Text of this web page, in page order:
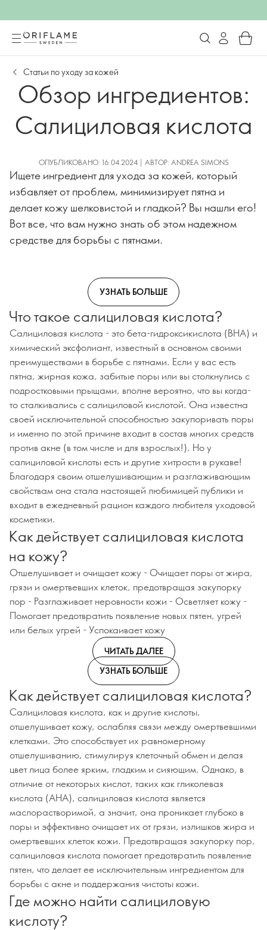
Статьи по уходу за кожей
Обзор ингредиентов:
Салициловая кислота
ОПУБЛИКОВАНО: 16.04.2024 | АВТОР: ANDREA SIMONS
Ищете ингредиент для ухода за кожей, который
избавляет от проблем, минимизирует пятна и
делает кожу шелковистой и гладкой? Вы нашли его!
Вот все, что вам нужно знать об этом надежном
средстве для борьбы с пятнами.
УЗНАТЬ БОЛЬШЕ
Что такое салициловая кислота?
Салициловая кислота - это бета-гидроксикислота (BHA) и
химический эксфолиант, известный в основном своими
преимуществами в борьбе с пятнами. Если у вас есть
пятна, жирная кожа, забитые поры или вы столкнулись с
подростковыми прыщами, вполне вероятно, что вы когда-
то сталкивались с салициловой кислотой. Она известна
своей исключительной способностью закупоривать поры
и именно по этой причине входит в состав многих средств
против акне (в том числе и для взрослых!). Но у
салициловой кислоты есть и другие хитрости в рукаве!
Благодаря своим отшелушивающим и разглаживающим
свойствам она стала настоящей любимицей публики и
входит в ежедневный рацион каждого любителя уходовой
косметики.
Как действует салициловая кислота
на кожу?
Отшелушивает и очищает кожу - Очищает поры от жира,
грязи и омертвевших клеток, предотвращая закупорку
пор - Разглаживает неровности кожи - Осветляет кожу -
Помогает предотвратить появление новых пятен, угрей
или белых угрей - Успокаивает кожу
ЧИТАТЬ ДАЛЕЕ
УЗНАТЬ БОЛЬШЕ
Как действует салициловая кислота?
Салициловая кислота, как и другие кислоты,
отшелушивает кожу, ослабляя связи между омертвевшими
клетками. Это способствует их равномерному
отшелушиванию, стимулируя клеточный обмен и делая
цвет лица более ярким, гладким и сияющим. Однако, в
отличие от некоторых кислот, таких как гликолевая
кислота (AHA), салициловая кислота является
маслорастворимой, а значит, она проникает глубоко в
поры и эффективно очищает их от грязи, излишков жира и
омертвевших клеток кожи. Предотвращая закупорку пор,
салициловая кислота помогает предотвратить появление
пятен, что делает ее исключительным ингредиентом для
борьбы с акне и поддержания чистоты кожи.
Где можно найти салициловую
кислоту?